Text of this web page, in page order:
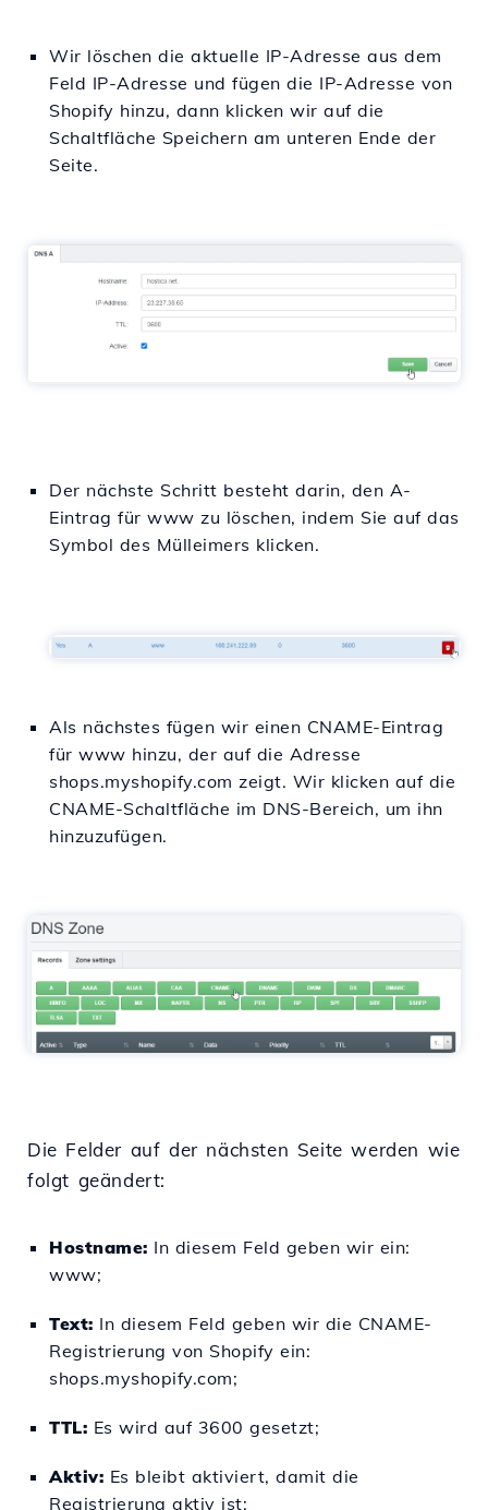
Wir löschen die aktuelle IP-Adresse aus dem
Feld IP-Adresse und fügen die IP-Adresse von
Shopify hinzu, dann klicken wir auf die
Schaltfläche Speichern am unteren Ende der
Seite.
Der nächste Schritt besteht darin, den A-
Eintrag für www zu löschen, indem Sie auf das
Symbol des Mülleimers klicken.
Als nächstes fügen wir einen CNAME-Eintrag
für www hinzu, der auf die Adresse
shops.myshopify.com zeigt. Wir klicken auf die
CNAME-Schaltfläche im DNS-Bereich, um ihn
hinzuzufügen.
Die Felder auf der nächsten Seite werden wie
folgt geändert:
Hostname: In diesem Feld geben wir ein:
www;
Text: In diesem Feld geben wir die CNAME-
Registrierung von Shopify ein:
shops.myshopify.com;
TTL: Es wird auf 3600 gesetzt;
Aktiv: Es bleibt aktiviert, damit die
Registrierung aktiv ist;